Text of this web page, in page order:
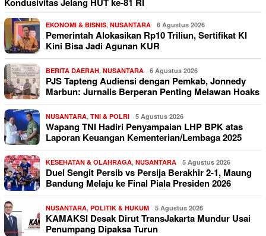
EKONOMI & BISNIS, NUSANTARA 6 Agustus 2026
Pemerintah Alokasikan Rp10 Triliun, Sertifikat KI
Kini Bisa Jadi Agunan KUR
BERITA DAERAH, NUSANTARA 6 Agustus 2026
PJS Tapteng Audiensi dengan Pemkab, Jonnedy
Marbun: Jurnalis Berperan Penting Melawan Hoaks
NUSANTARA, TNI & POLRI 5 Agustus 2026
Wapang TNI Hadiri Penyampaian LHP BPK atas
Laporan Keuangan Kementerian/Lembaga 2025
KESEHATAN & OLAHRAGA, NUSANTARA 5 Agustus 2026
Duel Sengit Persib vs Persija Berakhir 2-1, Maung
Bandung Melaju ke Final Piala Presiden 2026
NUSANTARA, POLITIK & HUKUM 5 Agustus 2026
KAMAKSI Desak Dirut TransJakarta Mundur Usai
Penumpang Dipaksa Turun